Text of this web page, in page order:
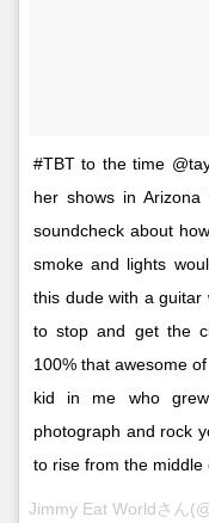
#TBT to the time
her shows in
soundcheck about
smoke and lights
this dude with a guitar
to stop and get the
100% that awesome
kid in me who
photograph and rock
to rise from the
Jimmy Eat Worldさん